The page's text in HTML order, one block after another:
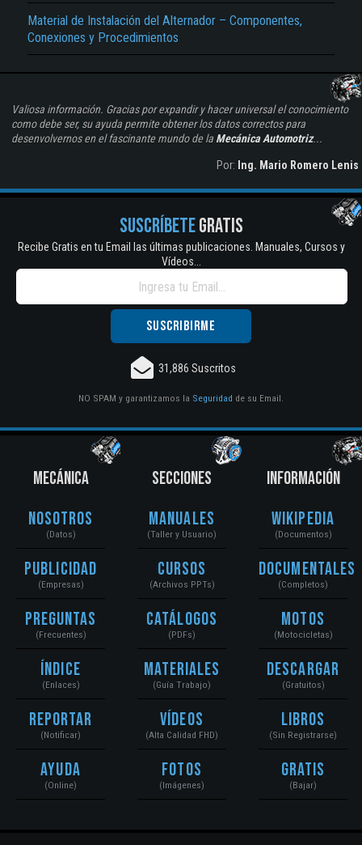
Material de Instalación del Alternador – Componentes,
Conexiones y Procedimientos
Valiosa información. Gracias por expandir y hacer universal el conocimiento
como debe ser, su ayuda permite obtener los datos correctos para
desenvolvernos en el fascinante mundo de la Mecánica Automotriz...
Por: Ing. Mario Romero Lenis
SUSCRÍBETEGRATIS
Recibe Gratis en tu Email las últimas publicaciones. Manuales, Cursos y
Vídeos...
31,886 Suscritos
NO SPAM y garantizamos la Seguridad de su Email.
MECÁNICA
Nosotros
(Datos)
Publicidad
(Empresas)
Preguntas
(Frecuentes)
Índice
(Enlaces)
Reportar
(Notificar)
Ayuda
(Online)
SECCIONES
Manuales
(Taller y Usuario)
Cursos
(Archivos PPTs)
Catálogos
(PDFs)
Materiales
(Guía Trabajo)
Vídeos
(Alta Calidad FHD)
Fotos
(Imágenes)
INFORMACIÓN
Wikipedia
(Documentos)
Documentales
(Completos)
Motos
(Motocicletas)
Descargar
(Gratuitos)
Libros
(Sin Registrarse)
Gratis
(Bajar)